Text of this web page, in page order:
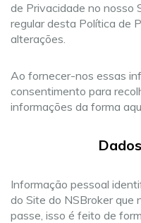
de Privacidade no nosso
regular desta Política de
alterações.
Ao fornecer-nos essas
consentimento para
informações da forma
Informação pessoal
do Site do NSBroker que
passe, isso é feito de